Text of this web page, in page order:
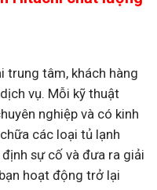
trung tâm, khách hàng
vụ. Mỗi kỹ thuật
nghiệp và có kinh
các loại tủ lạnh
sự cố và đưa ra giải
hoạt động trở lại